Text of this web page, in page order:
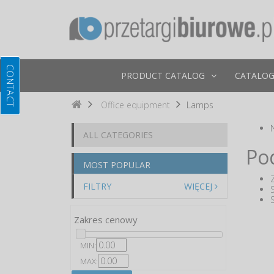
PRODUCT CATALOG
Office equipment Lamps
ALL CATEGORIES
MOST POPULAR
FILTRY
WIĘCEJ
Zakres cenowy
MIN:
MAX: